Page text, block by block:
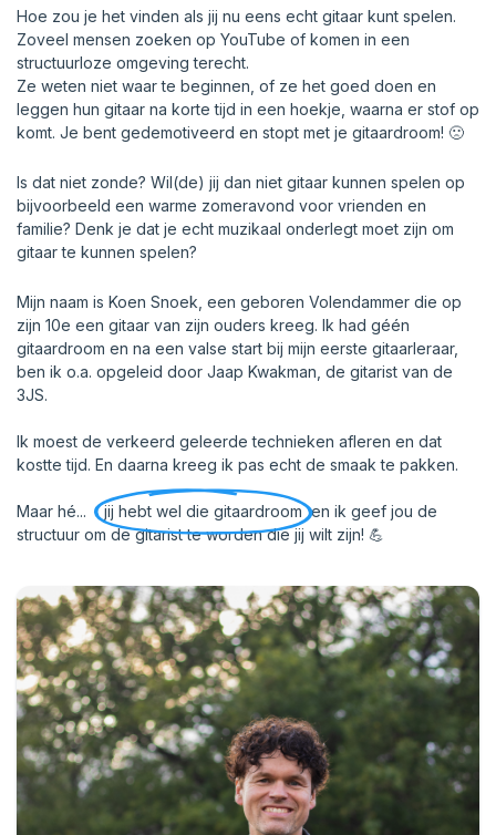
Hoe zou je het vinden als jij nu eens echt gitaar kunt spelen.
Zoveel mensen zoeken op YouTube of komen in een
structuurloze omgeving terecht.
Ze weten niet waar te beginnen, of ze het goed doen en
leggen hun gitaar na korte tijd in een hoekje, waarna er stof op
komt. Je bent gedemotiveerd en stopt met je gitaardroom! 🙁
Is dat niet zonde? Wil(de) jij dan niet gitaar kunnen spelen op
bijvoorbeeld een warme zomeravond voor vrienden en
familie? Denk je dat je echt muzikaal onderlegt moet zijn om
gitaar te kunnen spelen?
Mijn naam is Koen Snoek, een geboren Volendammer die op
zijn 10e een gitaar van zijn ouders kreeg. Ik had géén
gitaardroom en na een valse start bij mijn eerste gitaarleraar,
ben ik o.a. opgeleid door Jaap Kwakman, de gitarist van de
3JS.
Ik moest de verkeerd geleerde technieken afleren en dat
kostte tijd. En daarna kreeg ik pas echt de smaak te pakken.
Maar hé...jij hebt wel die gitaardroomen ik geef jou de
structuur om de gitarist te worden die jij wilt zijn! 💪